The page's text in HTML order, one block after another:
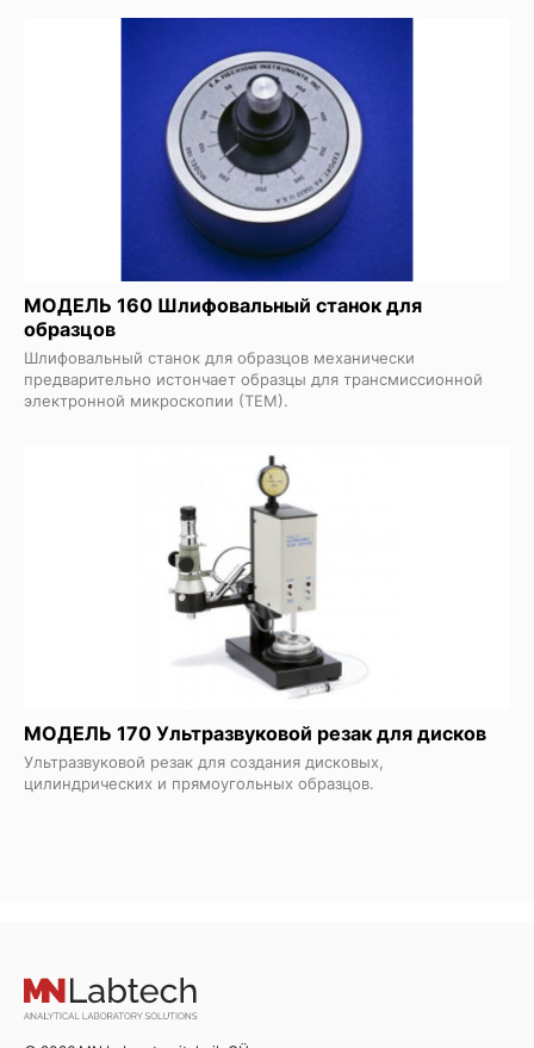
МОДЕЛЬ 160 Шлифовальный станок для
образцов
Шлифовальный станок для образцов механически
предварительно истончает образцы для трансмиссионной
электронной микроскопии (ТЕМ).
МОДЕЛЬ 170 Ультразвуковой резак для дисков
Ультразвуковой резак для создания дисковых,
цилиндрических и прямоугольных образцов.